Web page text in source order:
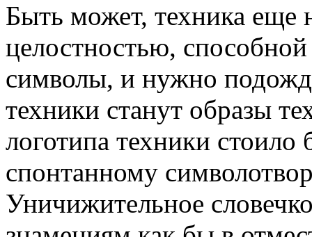
Быть может, техника еще
целостностью,
символы, и нужно
техники станут образы
логотипа техники стоило
спонтанному
Уничижительное